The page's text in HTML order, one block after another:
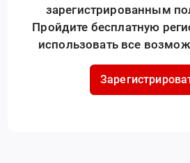
зарегистрированным
Пройдите бесплатную
использовать все